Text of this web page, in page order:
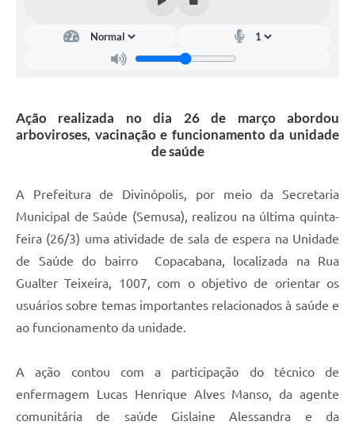
Ação realizada no dia 26 de março abordou
arboviroses, vacinação e funcionamento da unidade
de saúde
A Prefeitura de Divinópolis, por meio da Secretaria
Municipal de Saúde (Semusa), realizou na última quinta-
feira (26/3) uma atividade de sala de espera na Unidade
de Saúde do bairro Copacabana, localizada na Rua
Gualter Teixeira, 1007, com o objetivo de orientar os
usuários sobre temas importantes relacionados à saúde e
ao funcionamento da unidade.
A ação contou com a participação do técnico de
enfermagem Lucas Henrique Alves Manso, da agente
comunitária de saúde Gislaine Alessandra e da